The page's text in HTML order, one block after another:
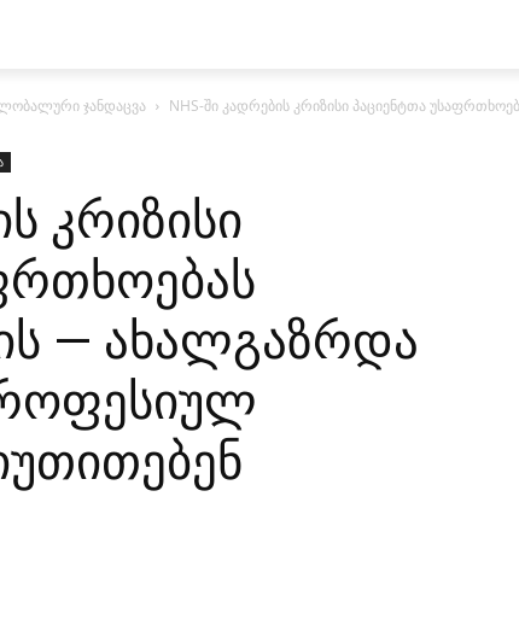
ჯანდაცვა
NHS-ში კადრების კრიზისი პაციენტთა
კრიზისი
— ახალგაზრდა